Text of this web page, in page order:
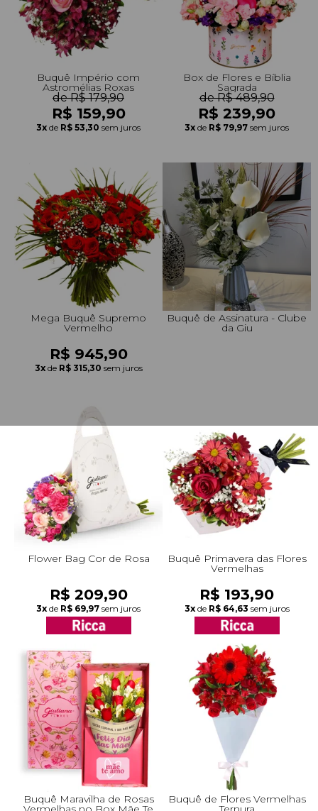
Buquê Império com
Astromélias Roxas
de R$ 179,90
R$ 159,90
3x de R$ 53,30 sem juros
Box de Flores e Bíblia
Sagrada
de R$ 489,90
R$ 239,90
3x de R$ 79,97 sem juros
Mega Buquê Supremo
Vermelho
R$ 945,90
3x de R$ 315,30 sem juros
Buquê de Assinatura - Clube
da Giu
Flower Bag Cor de Rosa
R$ 209,90
3x de R$ 69,97 sem juros
Buquê Primavera das Flores
Vermelhas
R$ 193,90
3x de R$ 64,63 sem juros
Buquê Maravilha de Rosas Buquê de Flores Vermelhas